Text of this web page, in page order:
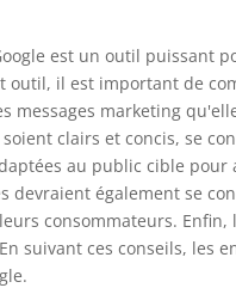
est un outil puissant
il est important de
messages marketing
clairs et concis, se
au public cible
devraient également se
consommateurs.
suivant ces conseils, les